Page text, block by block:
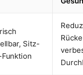
Sitz-